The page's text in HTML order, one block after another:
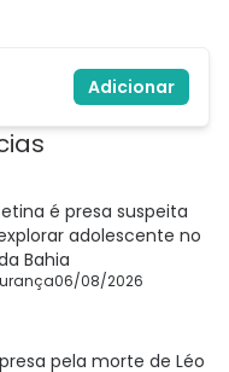
Adicionar
é presa suspeita
adolescente no
Bahia
06/08/2026
pela morte de Léo